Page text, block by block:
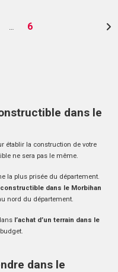
6
dans le
établir la construction de votre
ne sera pas le même.
la plus prisée du département.
dans le Morbihan
nord du département.
l’achat d’un terrain dans le
dans le